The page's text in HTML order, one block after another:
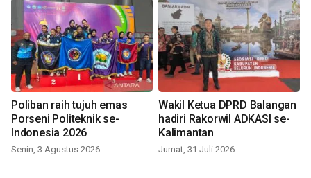
Poliban raih tujuh emas
Porseni Politeknik se-
Indonesia 2026
Senin, 3 Agustus 2026
Wakil Ketua DPRD Balangan
hadiri Rakorwil ADKASI se-
Kalimantan
Jumat, 31 Juli 2026